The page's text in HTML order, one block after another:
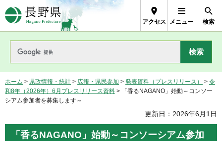
長野県Nagano Prefecture
アクセス メニュー 検索
ホーム > 県政情報・統計 > 広報・県民参加 > 発表資料（プレスリリース） > 令
和8年（2026年）6月プレスリリース資料 > 「香るNAGANO」始動～コンソー
シアム参加者を募集します～
更新日：2026年6月1日
「香るNAGANO」始動～コンソーシアム参加